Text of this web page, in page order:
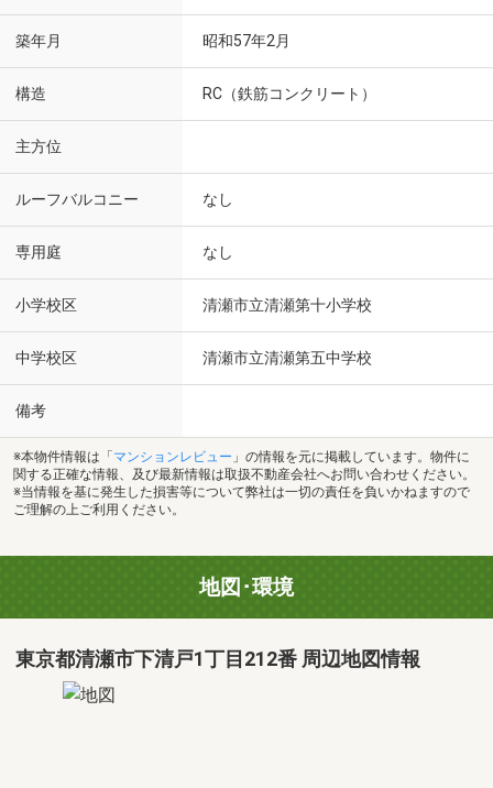
築年月 昭和57年2月
構造 RC（鉄筋コンクリート）
主方位
ルーフバルコニー なし
専用庭 なし
小学校区 清瀬市立清瀬第十小学校
中学校区 清瀬市立清瀬第五中学校
備考
※本物件情報は「 マンションレビュー 」の情報を元に掲載しています。物件に
関する正確な情報、及び最新情報は取扱不動産会社へお問い合わせください。
※当情報を基に発生した損害等について弊社は一切の責任を負いかねますので
ご理解の上ご利用ください。
地図･環境
東京都清瀬市下清戸1丁目212番 周辺地図情報